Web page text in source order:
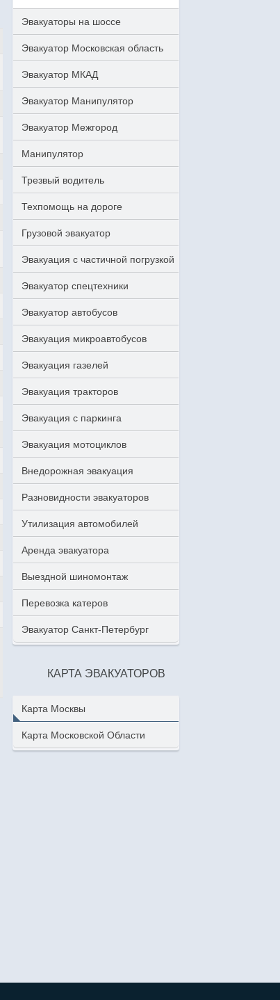
Эвакуаторы на шоссе
Эвакуатор Московская область
Эвакуатор МКАД
Эвакуатор Манипулятор
Эвакуатор Межгород
Манипулятор
Трезвый водитель
Техпомощь на дороге
Грузовой эвакуатор
Эвакуация с частичной погрузкой
Эвакуатор спецтехники
Эвакуатор автобусов
Эвакуация микроавтобусов
Эвакуация газелей
Эвакуация тракторов
Эвакуация с паркинга
Эвакуация мотоциклов
Внедорожная эвакуация
Разновидности эвакуаторов
Утилизация автомобилей
Аренда эвакуатора
Выездной шиномонтаж
Перевозка катеров
Эвакуатор Санкт-Петербург
КАРТА ЭВАКУАТОРОВ
Карта Москвы
Карта Московской Области